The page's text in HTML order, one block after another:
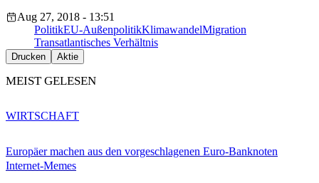
Aug 27, 2018 - 13:51
PolitikEU-AußenpolitikKlimawandelMigration
Transatlantisches Verhältnis
Drucken Aktie
MEIST GELESEN
Europäer machen aus den vorgeschlagenen Euro-Banknoten
Internet-Memes
WIRTSCHAFT